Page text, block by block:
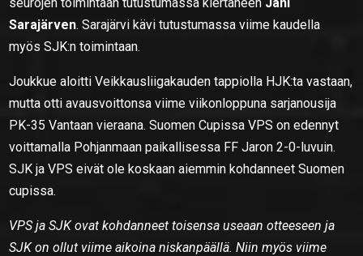
Sarajärven. Sarajärvi kävi tutustumassa viime kaudella
myös SJK:n toimintaan.
Joukkue aloitti Veikkausliigakauden tappiolla HJK:ta vastaan,
mutta otti avausvoittonsa viime viikonloppuna sarjanousija
PK-35 Vantaan vieraana. Suomen Cupissa VPS on edennyt
voittamalla Pohjanmaan paikallisessa FF Jaron 2-0-luvuin.
SJK ja VPS eivät ole koskaan aiemmin kohdanneet Suomen
cupissa.
VPS ja SJK ovat kohdanneet toisensa useaan otteeseen ja
SJK on ollut viime aikoina niskanpäällä. Niin myös viime